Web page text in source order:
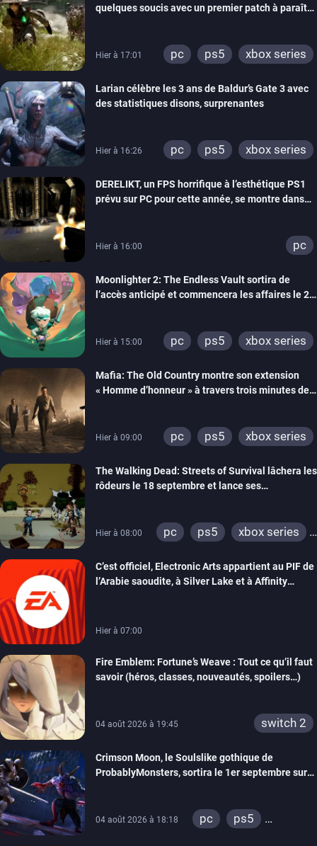
quelques soucis avec un premier patch à paraître
Hier à 17:01 pc ps5 xbox series
Larian célèbre les 3 ans de Baldur’s Gate 3 avec
des statistiques disons, surprenantes
Hier à 16:26 pc ps5 xbox series
DERELIKT, un FPS horrifique à l’esthétique PS1
prévu sur PC pour cette année, se montre dans
Hier à 16:00 pc
Moonlighter 2: The Endless Vault sortira de
l’accès anticipé et commencera les affaires le 2
Hier à 15:00 pc ps5 xbox series
Mafia: The Old Country montre son extension
« Homme d’honneur » à travers trois minutes de
Hier à 09:00 pc ps5 xbox series
The Walking Dead: Streets of Survival lâchera les
rôdeurs le 18 septembre et lance ses
Hier à 08:00 pc ps5
xbox series
C’est officiel, Electronic Arts appartient au PIF de
l’Arabie saoudite, à Silver Lake et à Affinity
Hier à 07:00
Fire Emblem: Fortune’s Weave : Tout ce qu’il faut
savoir (héros, classes, nouveautés, spoilers…)
04 août 2026 à 19:45 switch 2
Crimson Moon, le Soulslike gothique de
ProbablyMonsters, sortira le 1er septembre sur
04 août 2026 à 18:18 pc
ps5